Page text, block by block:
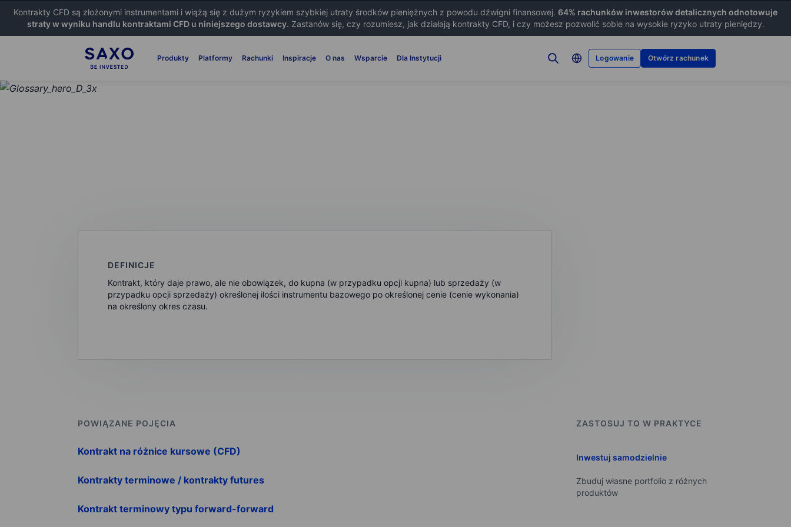
Kontrakty CFD są złożonymi instrumentami i wiążą się z dużym ryzykiem szybkiej utraty środków pieniężnych z powodu dźwigni finansowej. 64% rachunków inwestorów detalicznych odnotowuje
straty w wyniku handlu kontraktami CFD u niniejszego dostawcy. Zastanów się, czy rozumiesz, jak działają kontrakty CFD, i czy możesz pozwolić sobie na wysokie ryzyko utraty pieniędzy.
Produkty Platformy Rachunki Inspiracje O nas Wsparcie Dla Instytucji Logowanie Otwórz rachunek
DEFINICJE
Kontrakt, który daje prawo, ale nie obowiązek, do kupna (w przypadku opcji kupna) lub sprzedaży (w
przypadku opcji sprzedaży) określonej ilości instrumentu bazowego po określonej cenie (cenie wykonania)
na określony okres czasu.
POWIĄZANE POJĘCIA
Kontrakt na różnice kursowe (CFD)
Kontrakty terminowe / kontrakty futures
Kontrakt terminowy typu forward-forward
ZASTOSUJ TO W PRAKTYCE
Inwestuj samodzielnie
Zbuduj własne portfolio z różnych
produktów